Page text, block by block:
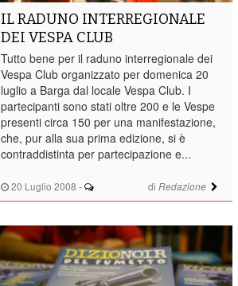
20 Luglio 2008 - di Redazione
IL RADUNO INTERREGIONALE
DEI VESPA CLUB
Tutto bene per il raduno interregionale dei
Vespa Club organizzato per domenica 20
luglio a Barga dal locale Vespa Club. I
partecipanti sono stati oltre 200 e le Vespe
presenti circa 150 per una manifestazione,
che, pur alla sua prima edizione, si è
contraddistinta per partecipazione e...